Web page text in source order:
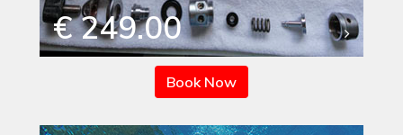
€ 249.00
Book Now